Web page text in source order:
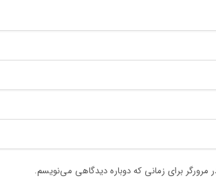
مرورگر برای زمانی که دوباره دیدگاهی می‌نویسم.